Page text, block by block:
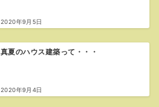
2020年9月5日
真夏のハウス建築って・・・
2020年9月4日